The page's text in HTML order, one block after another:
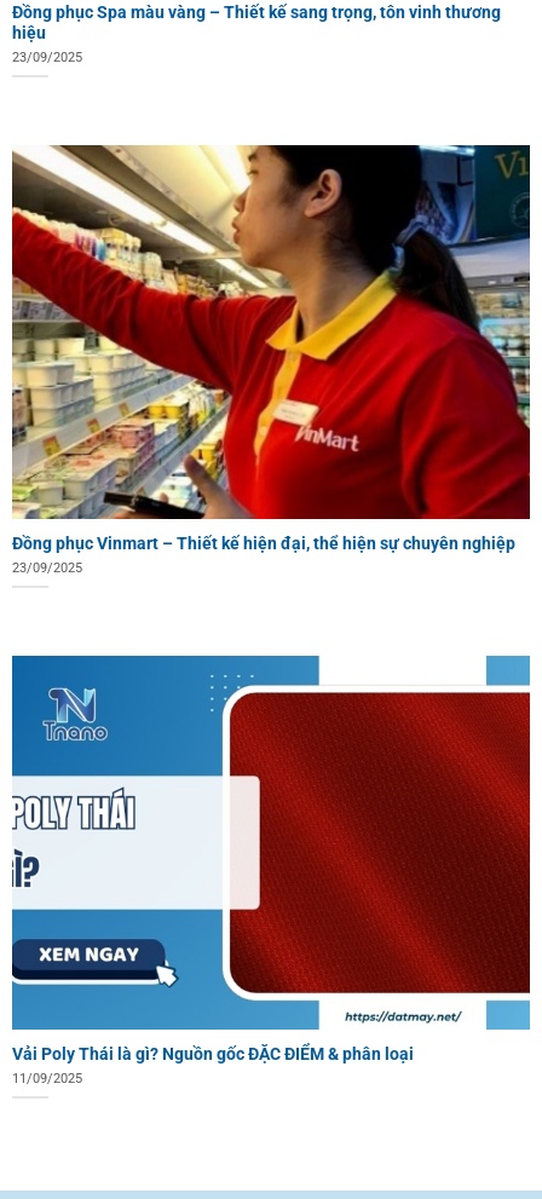
Đồng phục Spa màu vàng – Thiết kế sang trọng, tôn vinh thương
hiệu
23/09/2025
Đồng phục Vinmart – Thiết kế hiện đại, thể hiện sự chuyên nghiệp
23/09/2025
Vải Poly Thái là gì? Nguồn gốc ĐẶC ĐIỂM & phân loại
11/09/2025